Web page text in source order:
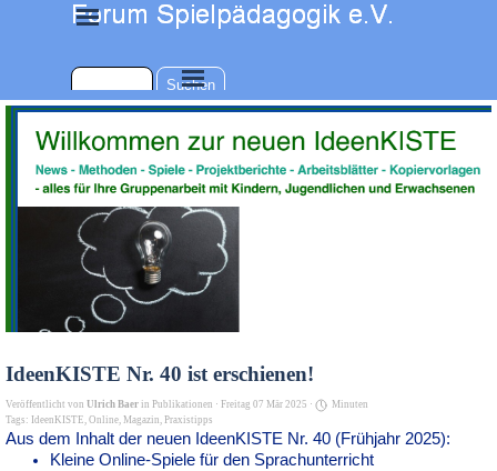
Direkt zum Seiteninhalt
Menü überspringen
Menü überspringen
Suchen
IdeenKISTE Nr. 40 ist erschienen!
Veröffentlicht von Ulrich Baer in Publikationen · Freitag 07 Mär 2025 ·
Minuten
Tags: IdeenKISTE, Online, Magazin, Praxistipps
Aus dem Inhalt der neuen IdeenKISTE Nr. 40 (Frühjahr 2025):
Kleine Online-Spiele für den Sprachunterricht